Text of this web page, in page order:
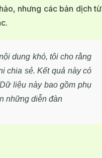
nhưng các bản dịch từ
dung khó, tôi cho rằng
chia sẻ. Kết quả này có
liệu này bao gồm phụ
những diễn đàn